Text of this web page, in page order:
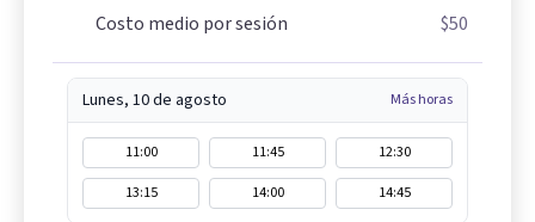
Costo medio por sesión
$50
Lunes, 10 de agosto Más horas
11:00 11:45
12:30
13:15
14:00 14:45